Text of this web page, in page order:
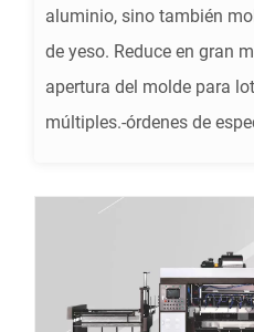
aluminio, sino también
de yeso. Reduce en gran
apertura del molde para
múltiples.-órdenes de